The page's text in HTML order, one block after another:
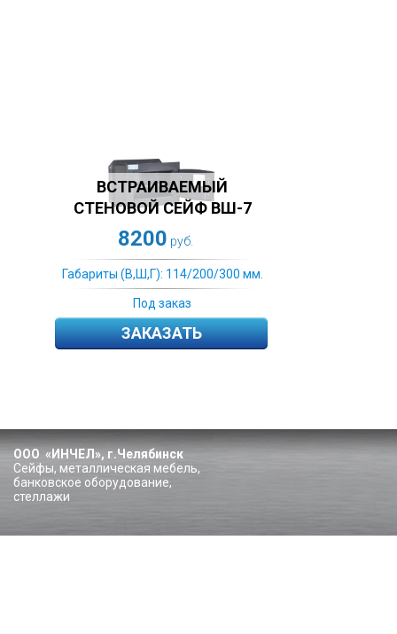
ВСТРАИВАЕМЫЙ
СТЕНОВОЙ СЕЙФ ВШ-7
8200 руб.
Габариты (В,Ш,Г): 114/200/300 мм.
Под заказ
ЗАКАЗАТЬ
ООО «ИНЧЕЛ», г.Челябинск
Сейфы, металлическая мебель,
банковское оборудование,
стеллажи